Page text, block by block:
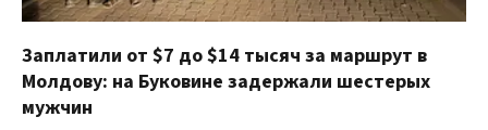
Заплатили от $7 до $14 тысяч за маршрут в
Молдову: на Буковине задержали шестерых
мужчин